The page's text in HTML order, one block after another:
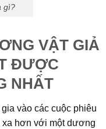
gì?
VẬT GIẢ
ĐƯỢC
NHẤT
vào các cuộc phiêu
xa hơn với một dương